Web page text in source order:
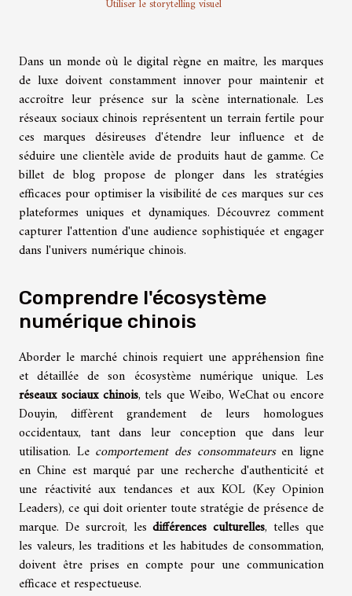
Utiliser le storytelling visuel
Dans un monde où le digital règne en maître, les marques
de luxe doivent constamment innover pour maintenir et
accroître leur présence sur la scène internationale. Les
réseaux sociaux chinois représentent un terrain fertile pour
ces marques désireuses d'étendre leur influence et de
séduire une clientèle avide de produits haut de gamme. Ce
billet de blog propose de plonger dans les stratégies
efficaces pour optimiser la visibilité de ces marques sur ces
plateformes uniques et dynamiques. Découvrez comment
capturer l'attention d'une audience sophistiquée et engager
dans l'univers numérique chinois.
Comprendre l'écosystème
numérique chinois
Aborder le marché chinois requiert une appréhension fine
et détaillée de son écosystème numérique unique. Les
réseaux sociaux chinois, tels que Weibo, WeChat ou encore
Douyin, diffèrent grandement de leurs homologues
occidentaux, tant dans leur conception que dans leur
utilisation. Le comportement des consommateursen ligne
en Chine est marqué par une recherche d'authenticité et
une réactivité aux tendances et aux KOL (Key Opinion
Leaders), ce qui doit orienter toute stratégie de présence de
marque. De surcroît, lesdifférences culturelles, telles que
les valeurs, les traditions et les habitudes de consommation,
doivent être prises en compte pour une communication
efficace et respectueuse.